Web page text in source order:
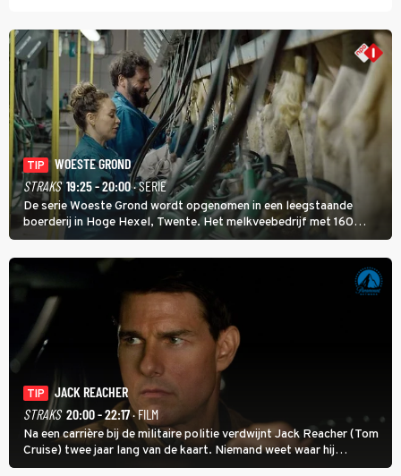
TIP
WOESTE GROND
STRAKS 19:25 - 20:00· SERIE
De serie Woeste Grond wordt opgenomen in een leegstaande
boerderij in Hoge Hexel, Twente. Het melkveebedrijf met 160
koeien moest sluiten, omdat het dicht bij een Natura 2000-gebied
ligt. In de serie heerst er een gevaarlijke veeziekte.
TIP
JACK REACHER
STRAKS 20:00 - 22:17· FILM
Na een carrière bij de militaire politie verdwijnt Jack Reacher (Tom
Cruise) twee jaar lang van de kaart. Niemand weet waar hij
uithangt, totdat moordverdachte James Barr naar hem vraagt.